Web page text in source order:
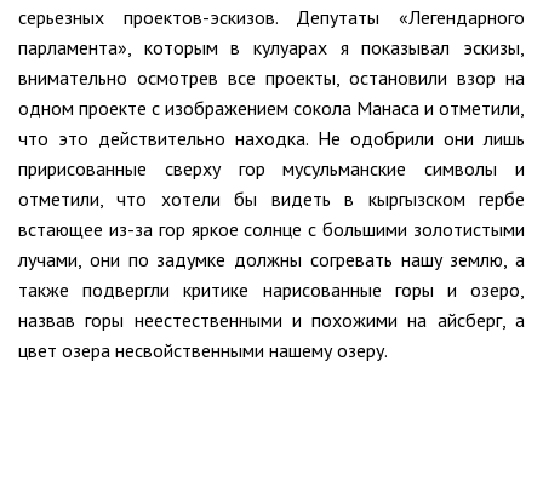
серьезных проектов-эскизов. Депутаты «Легендарного
парламента», которым в кулуарах я показывал эскизы,
внимательно осмотрев все проекты, остановили взор на
одном проекте с изображением сокола Манаса и отметили,
что это действительно находка. Не одобрили они лишь
пририсованные сверху гор мусульманские символы и
отметили, что хотели бы видеть в кыргызском гербе
встающее из-за гор яркое солнце с большими золотистыми
лучами, они по задумке должны согревать нашу землю, а
также подвергли критике нарисованные горы и озеро,
назвав горы неестественными и похожими на айсберг, а
цвет озера несвойственными нашему озеру.